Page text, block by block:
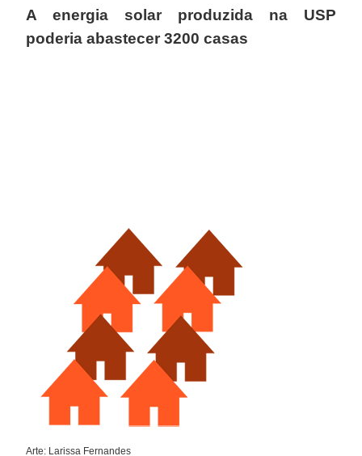
A energia solar produzida na USP
poderia abastecer 3200 casas
Arte: Larissa Fernandes